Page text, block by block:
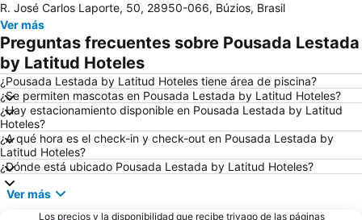
Praia do Peró
Praia da Armação
Tortuga
Forte São Mateus
Praia do Remanso
Costa Azul
José Gonçalves
R. José Carlos Laporte, 50, 28950-066, Búzios, Brasil
Ver más
Preguntas frecuentes sobre Pousada Lestada
by Latitud Hoteles
¿Pousada Lestada by Latitud Hoteles tiene área de piscina?
¿Se permiten mascotas en Pousada Lestada by Latitud Hoteles?
¿Hay estacionamiento disponible en Pousada Lestada by Latitud
Hoteles?
¿A qué hora es el check-in y check-out en Pousada Lestada by
Latitud Hoteles?
¿Dónde está ubicado Pousada Lestada by Latitud Hoteles?
Ver más
Los precios y la disponibilidad que recibe trivago de las páginas